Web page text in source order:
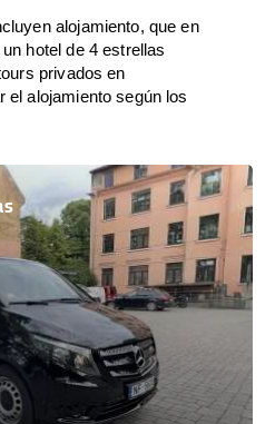
alojamiento, que en
hotel de 4 estrellas
privados en
el alojamiento según los